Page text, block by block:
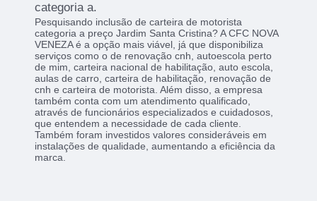
categoria a.
Pesquisando inclusão de carteira de motorista
categoria a preço Jardim Santa Cristina? A CFC NOVA
VENEZA é a opção mais viável, já que disponibiliza
serviços como o de renovação cnh, autoescola perto
de mim, carteira nacional de habilitação, auto escola,
aulas de carro, carteira de habilitação, renovação de
cnh e carteira de motorista. Além disso, a empresa
também conta com um atendimento qualificado,
através de funcionários especializados e cuidadosos,
que entendem a necessidade de cada cliente.
Também foram investidos valores consideráveis em
instalações de qualidade, aumentando a eficiência da
marca.